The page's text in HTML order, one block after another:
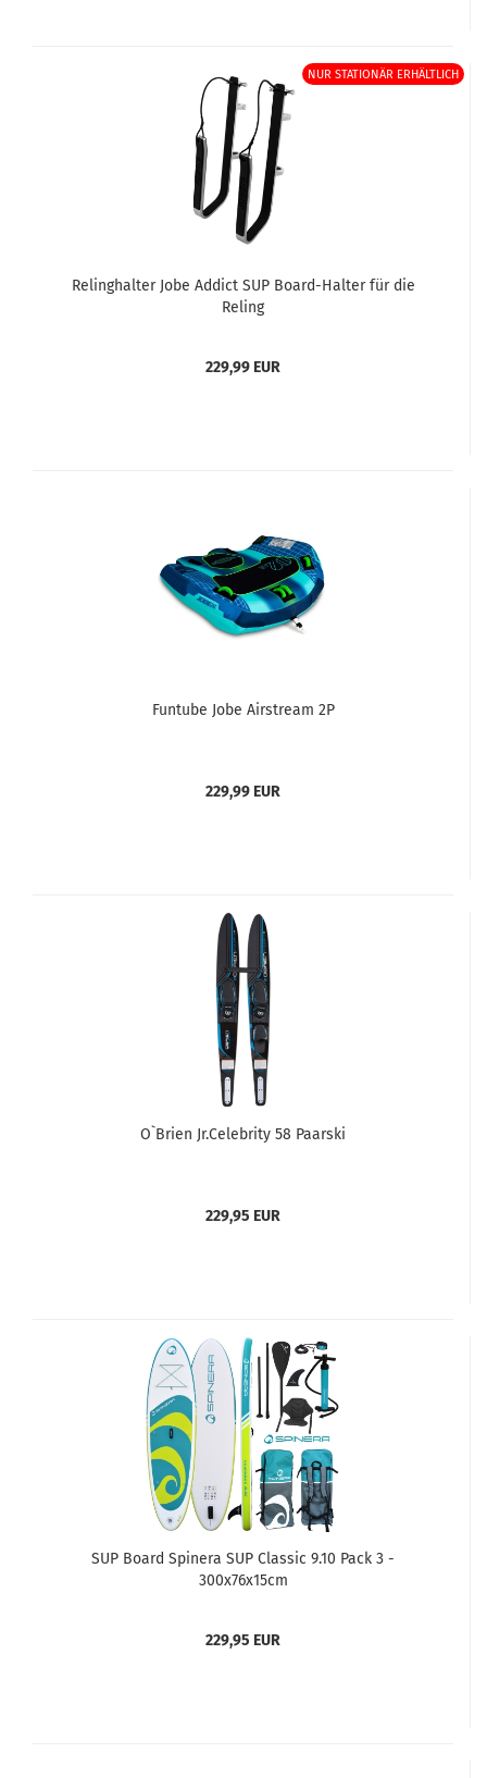
NUR STATIONÄR ERHÄLTLICH
Relinghalter Jobe Addict SUP Board-Halter für die
Reling
229,99 EUR
Funtube Jobe Airstream 2P
229,99 EUR
O`Brien Jr.Celebrity 58 Paarski
229,95 EUR
SUP Board Spinera SUP Classic 9.10 Pack 3 -
300x76x15cm
229,95 EUR